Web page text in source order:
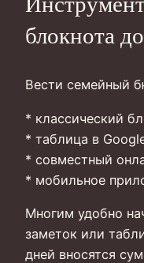
блокнота
Вести семейный
* классический
* таблица в
* совместный
* мобильное
Многим удобно
заметок или
дней вносятся